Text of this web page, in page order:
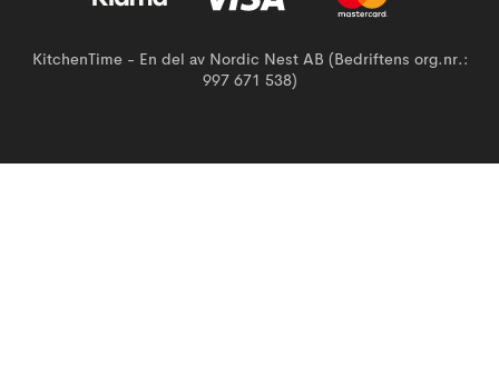
KitchenTime - En del av Nordic Nest AB (Bedriftens org.nr.:
997 671 538)